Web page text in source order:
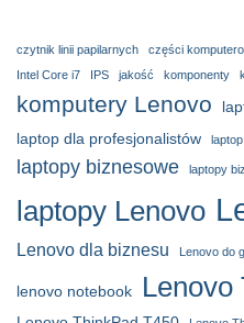
czytnik linii papilarnych części
Intel Core i7 IPS jakość komponenty
komputery Lenovo
laptop dla profesjonalistów
laptopy biznesowe laptopy
laptopy Lenovo
Lenovo dla biznesu Lenovo do
lenovo notebook Lenovo